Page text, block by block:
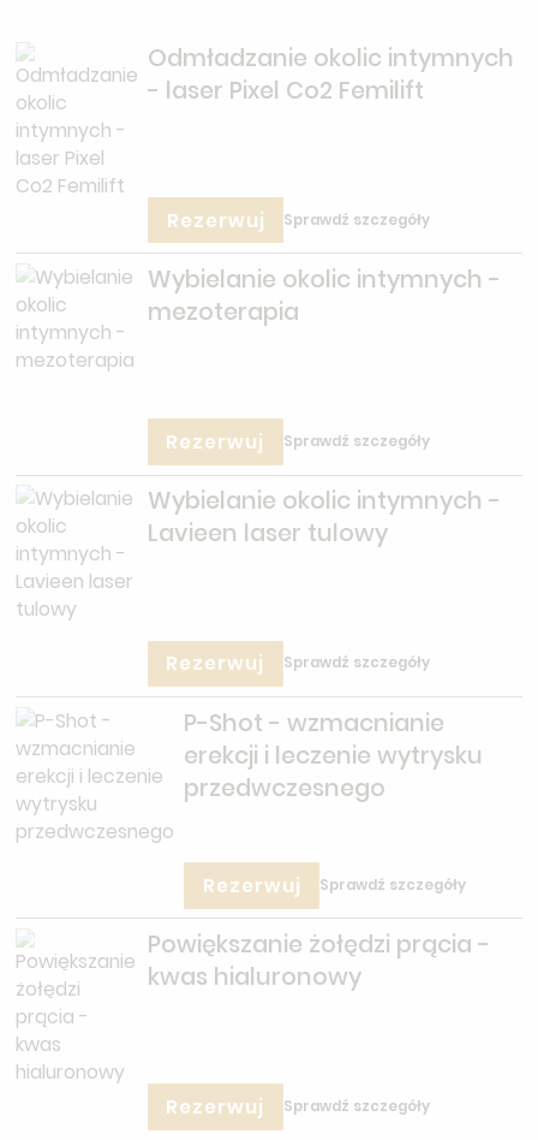
Odmładzanie okolic intymnych
- laser Pixel Co2 Femilift
Rezerwuj Sprawdź szczegóły
Wybielanie okolic intymnych -
mezoterapia
Rezerwuj Sprawdź szczegóły
Wybielanie okolic intymnych -
Lavieen laser tulowy
Rezerwuj Sprawdź szczegóły
P-Shot - wzmacnianie
erekcji i leczenie wytrysku
przedwczesnego
Rezerwuj Sprawdź szczegóły
Powiększanie żołędzi prącia -
kwas hialuronowy
Rezerwuj Sprawdź szczegóły